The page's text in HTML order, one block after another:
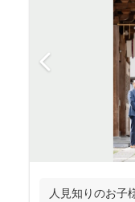
人見知りのお子